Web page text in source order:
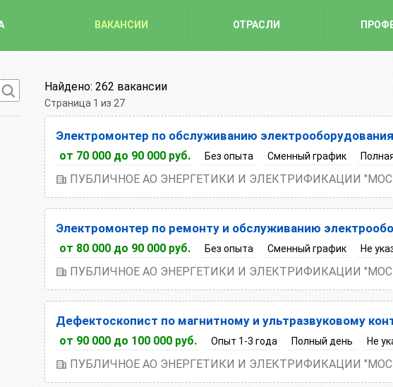
ВАКАНСИИ ОТРАСЛИ
Найдено: 262 вакансии
Страница 1 из 27
Сортировка вакансий:
По умолчанию
Зарплата по возрастанию
Зарплата по убыванию
Электромонтер по обслуживанию
от 70 000 до 90 000 руб. Без опыта Сменный график
ПУБЛИЧНОЕ АО ЭНЕРГЕТИКИ И ЭЛЕКТРИФИКАЦИИ
Электромонтер по ремонту и обслуживанию
от 80 000 до 90 000 руб. Без опыта Сменный график Не
ПУБЛИЧНОЕ АО ЭНЕРГЕТИКИ И ЭЛЕКТРИФИКАЦИИ
Дефектоскопист по магнитному и ультразвуковому
от 90 000 до 100 000 руб. Опыт 1-3 года Полный день Не
ПУБЛИЧНОЕ АО ЭНЕРГЕТИКИ И ЭЛЕКТРИФИКАЦИИ